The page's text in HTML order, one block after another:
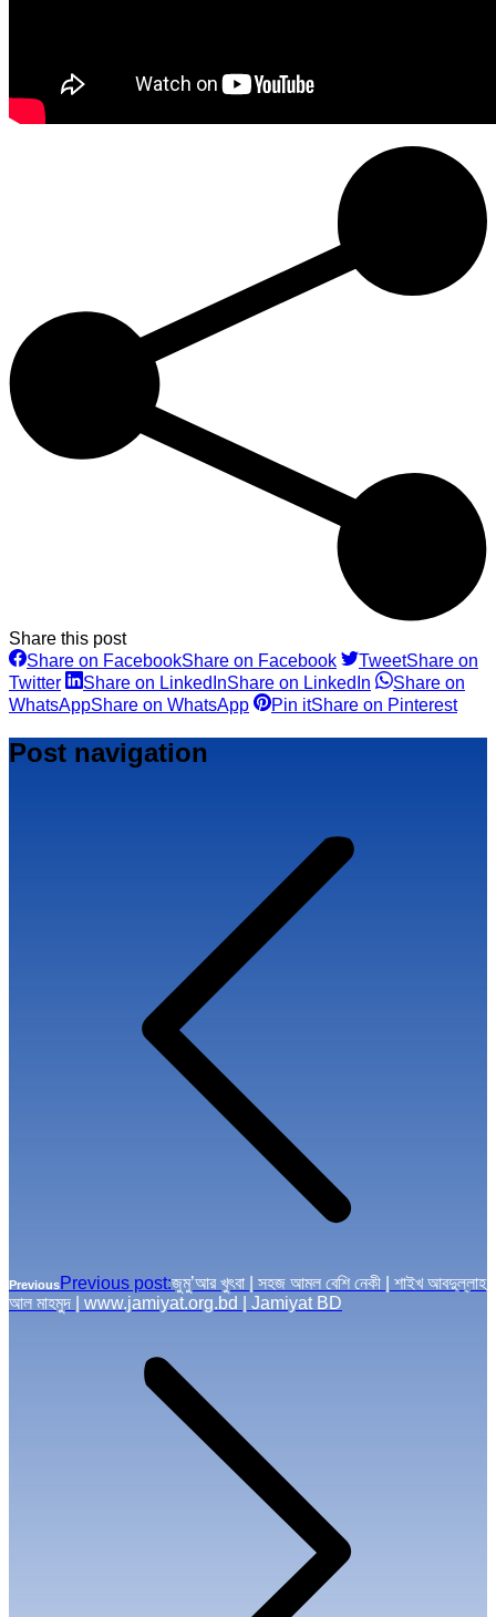
Share this post
Share on FacebookShare on Facebook TweetShare on
Twitter
Share on LinkedInShare on LinkedIn
Share on
WhatsAppShare on WhatsApp Pin itShare on Pinterest
Post navigation
PreviousPrevious post:জুমু’আর খুৎবা | সহজ আমল বেশি নেকী | শাইখ আবদুল্লাহ
আল মাহমুদ | www.jamiyat.org.bd | Jamiyat BD